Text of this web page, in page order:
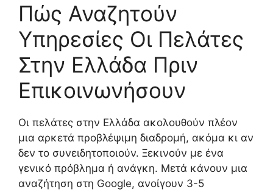
Πώς Αναζητούν
Υπηρεσίες Οι Πελάτες
Στην Ελλάδα Πριν
Επικοινωνήσουν
Οι πελάτες στην Ελλάδα ακολουθούν πλέον
μια αρκετά προβλέψιμη διαδρομή, ακόμα κι αν
δεν το συνειδητοποιούν. Ξεκινούν με ένα
γενικό πρόβλημα ή ανάγκη. Μετά κάνουν μια
αναζήτηση στη Google, ανοίγουν 3-5